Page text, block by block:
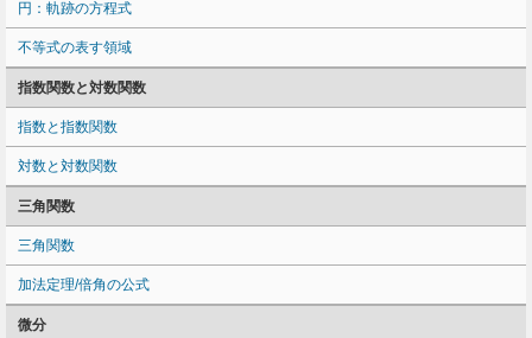
円：軌跡の方程式
不等式の表す領域
指数関数と対数関数
指数と指数関数
対数と対数関数
三角関数
三角関数
加法定理/倍角の公式
微分